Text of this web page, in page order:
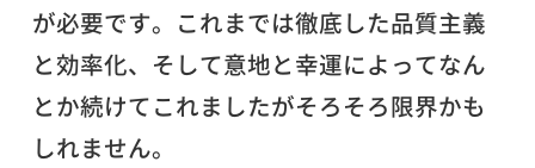
が必要です。これまでは徹底した品質主義
と効率化、そして意地と幸運によってなん
とか続けてこれましたがそろそろ限界かも
しれません。